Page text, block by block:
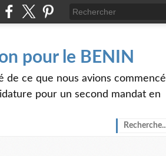
pour le BENIN
de ce que nous avions commencé
pour un second mandat en